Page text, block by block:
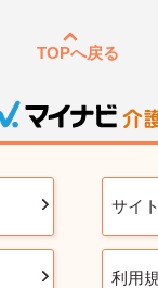
TOPへ戻る
サイ
利用